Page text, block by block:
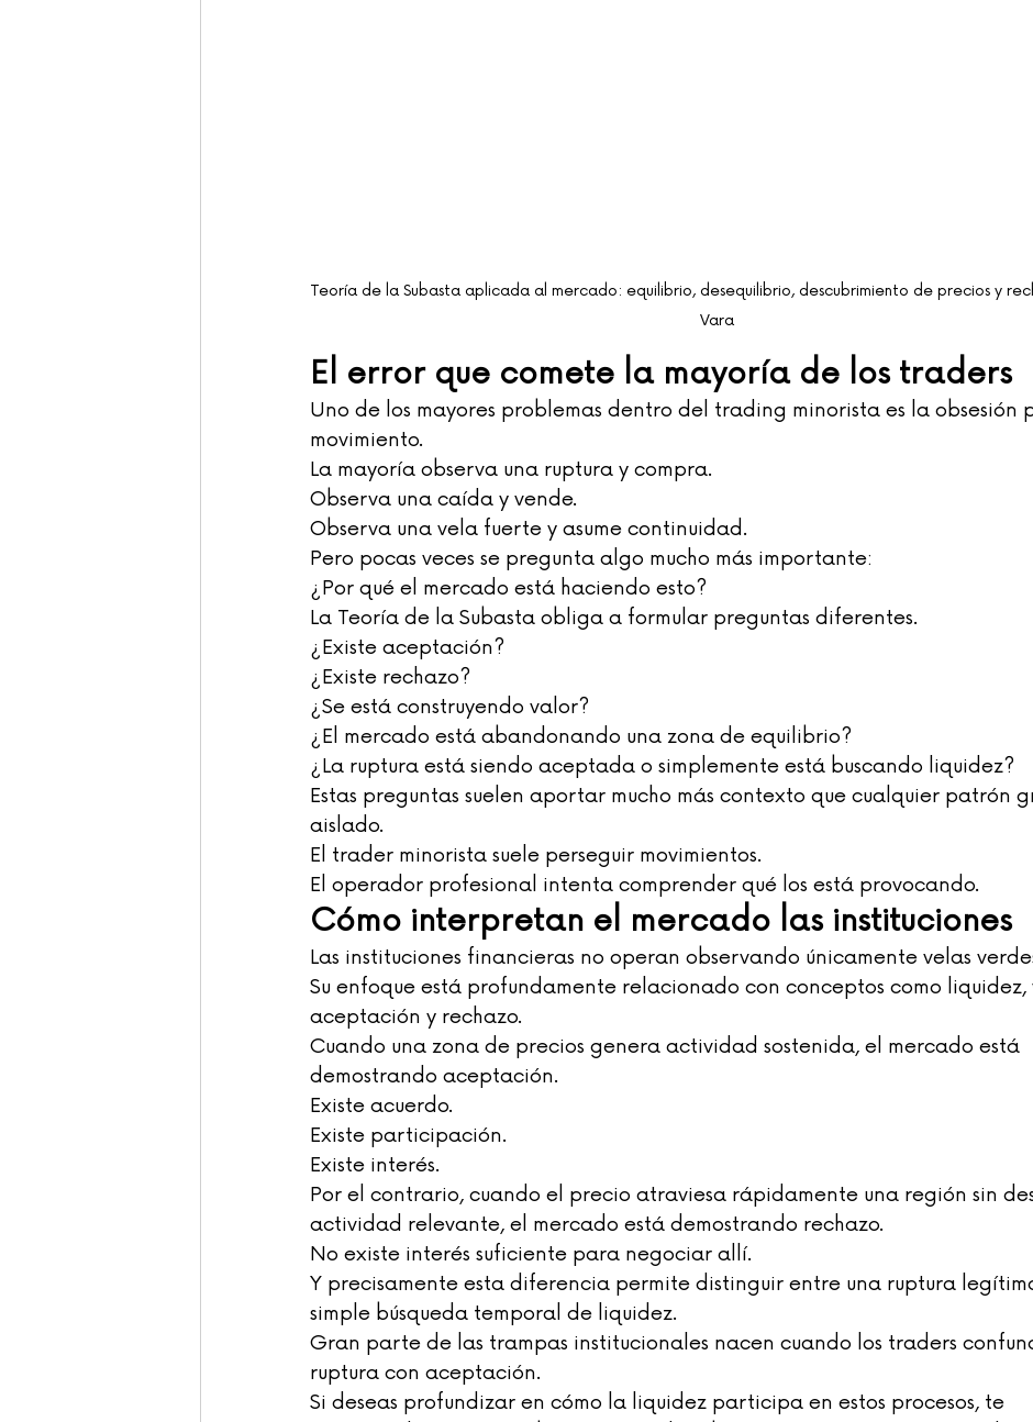
Teoría de la Subasta aplicada al mercado: equilibrio, desequilibrio, descubrimiento de precios y
Vara
El error que comete la mayoría de los traders
Uno de los mayores problemas dentro del trading minorista es la obsesión
movimiento.
La mayoría observa una ruptura y compra.
Observa una caída y vende.
Observa una vela fuerte y asume continuidad.
Pero pocas veces se pregunta algo mucho más importante:
¿Por qué el mercado está haciendo esto?
La Teoría de la Subasta obliga a formular preguntas diferentes.
¿Existe aceptación?
¿Existe rechazo?
¿Se está construyendo valor?
¿El mercado está abandonando una zona de equilibrio?
¿La ruptura está siendo aceptada o simplemente está buscando liquidez?
Estas preguntas suelen aportar mucho más contexto que cualquier patrón
aislado.
El trader minorista suele perseguir movimientos.
El operador profesional intenta comprender qué los está provocando.
Cómo interpretan el mercado las instituciones
Las instituciones financieras no operan observando únicamente velas
Su enfoque está profundamente relacionado con conceptos como liquidez,
aceptación y rechazo.
Cuando una zona de precios genera actividad sostenida, el mercado está
demostrando aceptación.
Existe acuerdo.
Existe participación.
Existe interés.
Por el contrario, cuando el precio atraviesa rápidamente una región sin
actividad relevante, el mercado está demostrando rechazo.
No existe interés suficiente para negociar allí.
Y precisamente esta diferencia permite distinguir entre una ruptura
simple búsqueda temporal de liquidez.
Gran parte de las trampas institucionales nacen cuando los traders
ruptura con aceptación.
Si deseas profundizar en cómo la liquidez participa en estos procesos, te